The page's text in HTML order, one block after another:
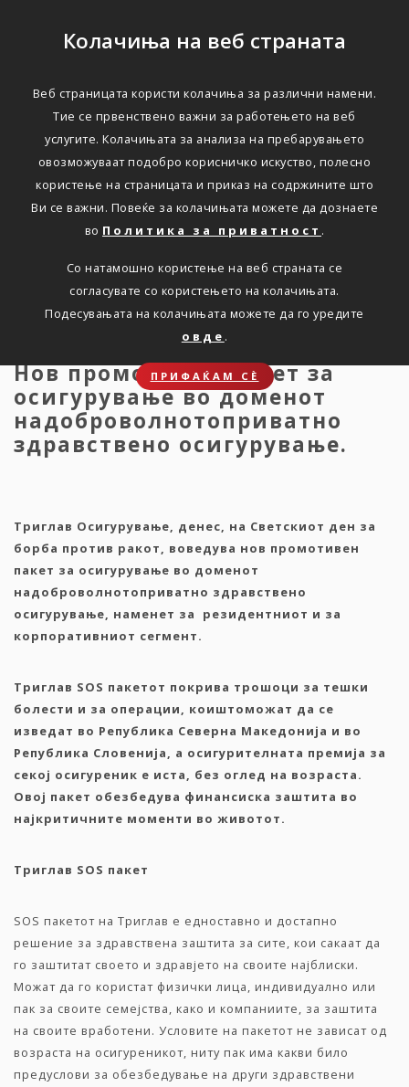
Колачиња на веб страната
Веб страницата користи колачиња за различни намени.
Тие се првенствено важни за работењето на веб
услугите. Колачињата за анализа на пребарувањето
овозможуваат подобро корисничко искуство, полесно
користење на страницата и приказ на содржините што
Ви се важни. Повеќе за колачињата можете да дознаете
во Политика за приватност .
Со натамошно користење на веб страната се
согласувате со користењето на колачињата.
Подесувањата на колачињата можете да го уредите
овде .
ПРИФАЌАМ СЀ
Триглав Осигурување со
нов, SOS пакет за
здравствено
осигурување
press-04-02-2021
Нов промотивен пакет за
осигурување во доменот
надоброволнотоприватно
здравствено осигурување.
Триглав Осигурување, денес, на Светскиот ден за
борба против ракот, воведува нов промотивен
пакет за осигурување во доменот
надоброволнотоприватно здравствено
осигурување, наменет за резидентниот и за
корпоративниот сегмент.
Триглав SOS пакетот покрива трошоци за тешки
болести и за операции, коиштоможат да се
изведат во Република Северна Македонија и во
Република Словенија, а осигурителната премија за
секој осигуреник е иста, без оглед на возраста.
Овој пакет обезбедува финансиска заштита во
најкритичните моменти во животот.
Триглав SOS пакет
SOS пакетот на Триглав е едноставно и достапно
решение за здравствена заштита за сите, кои сакаат да
го заштитат своето и здравјето на своите најблиски.
Можат да го користат физички лица, индивидуално или
пак за своите семејства, како и компаниите, за заштита
на своите вработени. Условите на пакетот не зависат од
возраста на осигуреникот, ниту пак има какви било
предуслови за обезбедување на други здравствени